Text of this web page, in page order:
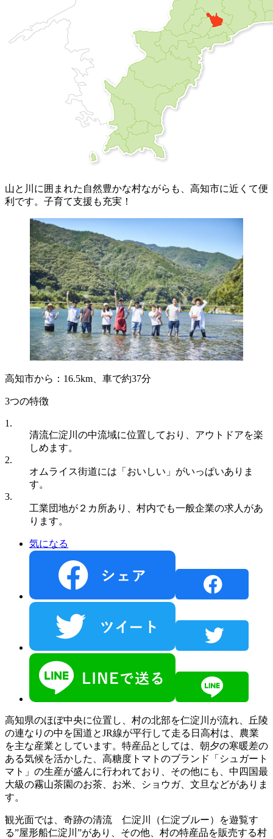
山と川に囲まれた自然豊かな村ながらも、高知市に近くて便
利です。子育て支援も充実！
高知市から：16.5km、車で約37分
3つの特徴
1.
清流仁淀川の中流域に位置しており、アウトドアを楽
しめます。
2.
オムライス街道には「おいしい」がいっぱいありま
す。
3.
工業団地が２カ所あり、村内でも一般企業の求人があ
ります。
気になる
高知県のほぼ中央に位置し、村の北部を仁淀川が流れ、丘陵
の連なりの中を国道とJR線が平行して走る日高村は、農業
を主な産業としています。特産品としては、朝夕の寒暖差の
ある気候を活かした、高糖度トマトのブランド「シュガート
マト」の生産が盛んに行われており、その他にも、中四国最
大級の霧山茶園のお茶、お米、ショウガ、文旦などがありま
す。
観光面では、奇跡の清流 仁淀川（仁淀ブルー）を遊覧す
る”屋形船仁淀川”があり、その他、村の特産品を販売する村